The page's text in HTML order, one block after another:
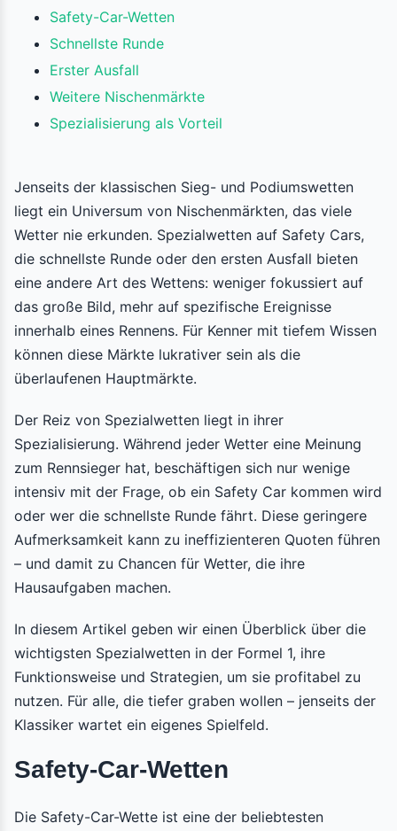
Safety-Car-Wetten
Schnellste Runde
Erster Ausfall
Weitere Nischenmärkte
Spezialisierung als Vorteil
Jenseits der klassischen Sieg- und Podiumswetten
liegt ein Universum von Nischenmärkten, das viele
Wetter nie erkunden. Spezialwetten auf Safety Cars,
die schnellste Runde oder den ersten Ausfall bieten
eine andere Art des Wettens: weniger fokussiert auf
das große Bild, mehr auf spezifische Ereignisse
innerhalb eines Rennens. Für Kenner mit tiefem Wissen
können diese Märkte lukrativer sein als die
überlaufenen Hauptmärkte.
Der Reiz von Spezialwetten liegt in ihrer
Spezialisierung. Während jeder Wetter eine Meinung
zum Rennsieger hat, beschäftigen sich nur wenige
intensiv mit der Frage, ob ein Safety Car kommen wird
oder wer die schnellste Runde fährt. Diese geringere
Aufmerksamkeit kann zu ineffizienteren Quoten führen
– und damit zu Chancen für Wetter, die ihre
Hausaufgaben machen.
In diesem Artikel geben wir einen Überblick über die
wichtigsten Spezialwetten in der Formel 1, ihre
Funktionsweise und Strategien, um sie profitabel zu
nutzen. Für alle, die tiefer graben wollen – jenseits der
Klassiker wartet ein eigenes Spielfeld.
Safety-Car-Wetten
Die Safety-Car-Wette ist eine der beliebtesten